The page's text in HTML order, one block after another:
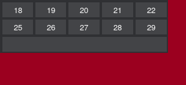
18 19 20 21
22
25 26 27 28
29